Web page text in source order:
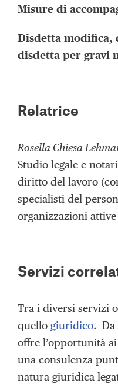
Misure di
Disdetta
disdetta per gravi
Relatrice
Rosella Chiesa
Studio legale e
diritto del lavoro
specialisti del
organizzazioni
Servizi
Tra i diversi servizi
quello giuridico. Da
offre l’opportunità
una consulenza
natura giuridica